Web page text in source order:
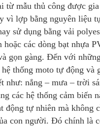
từ mẫu thủ công được
vì lợp bằng nguyên liệu
sử dụng bằng vải
hoặc các dòng bạt nhựa
gọn gàng. Đến với
thống moto tự động và
như: nắng – mưa – trời
các hệ thống cảm biến
động tự nhiên mà không
con người. Đó chính là